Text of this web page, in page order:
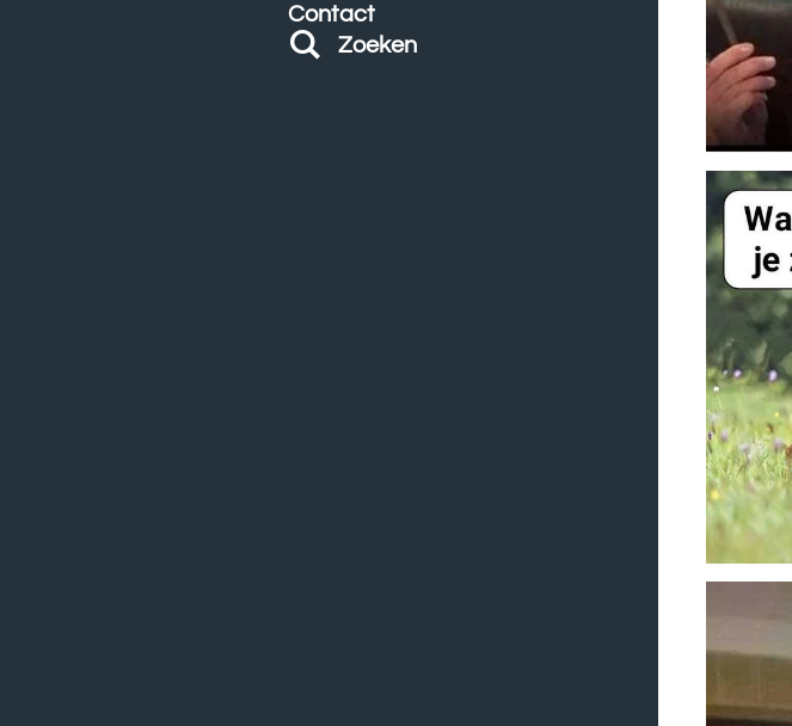
Contact
Zoeken